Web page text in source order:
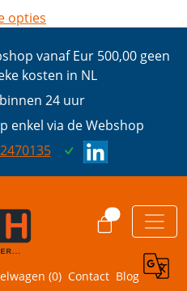
vanaf Eur 500,00 geen
kosten in NL
24 uur
enkel via de Webshop
(0) Contact Blog
opties
met cookies